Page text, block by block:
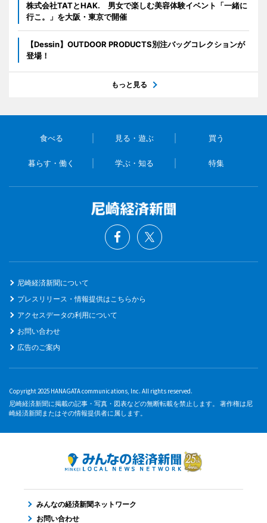
株式会社TATとHAK. 男女で楽しむ美容体験イベント「一緒に
行こ。」を大阪・東京で開催
【Dessin】OUTDOOR PRODUCTS別注バッグコレクションが
登場！
もっと見る
食べる 見る・遊ぶ 買う
暮らす・働く 学ぶ・知る 特集
尼崎経済新聞について
プレスリリース・情報提供はこちらから
アクセスデータの利用について
お問い合わせ
広告のご案内
Copyright 2025 HANAGATA communications, Inc. All rights reserved.
尼崎経済新聞に掲載の記事・写真・図表などの無断転載を禁止します。 著作権は尼
崎経済新聞またはその情報提供者に属します。
みんなの経済新聞ネットワーク
お問い合わせ